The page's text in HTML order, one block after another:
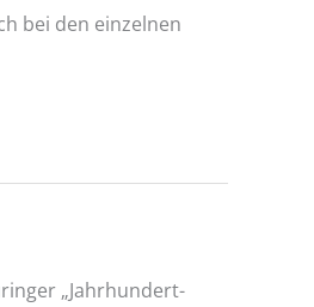
bei den einzelnen
„Jahrhundert-